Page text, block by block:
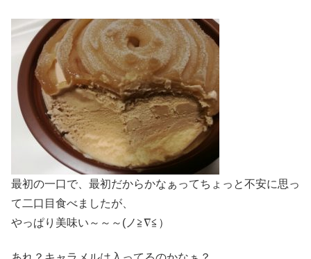
最初の一口で、最初だからかなぁってちょっと不安に思っ
て二口目食べましたが、
やっぱり美味い～～～(ノ≧∇≦）